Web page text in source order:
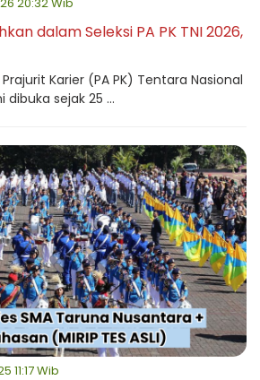
dalam Seleksi PA PK TNI 2026,
Karier (PA PK) Tentara Nasional
sejak 25 ...
11:17 Wib